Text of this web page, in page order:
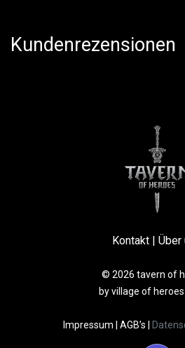
Kundenrezensionen
Kontakt Über
© 2026 tavern of
by village of heroes
Impressum AGB’s